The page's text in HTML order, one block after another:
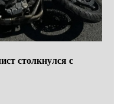
столкнулся с